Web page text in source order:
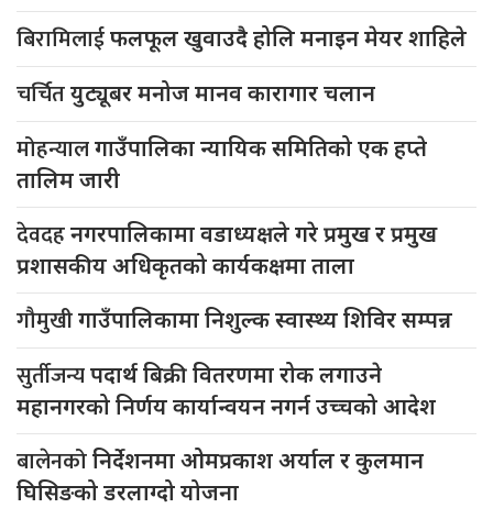
बिरामिलाईफलफूल खुवाउदै होलि मनाइन मेयर शाहिले
चर्चितयुट्यूबर मनोज मानव कारागार चलान
मोहन्यालगाउँपालिका न्यायिक समितिको एक हप्ते
तालिम जारी
देवदहनगरपालिकामा वडाध्यक्षले गरे प्रमुख र प्रमुख
प्रशासकीय अधिकृतको कार्यकक्षमा ताला
गौमुखीगाउँपालिकामा निशुल्क स्वास्थ्य शिविर सम्पन्न
सुर्तीजन्यपदार्थ बिक्री वितरणमा रोक लगाउने
महानगरको निर्णय कार्यान्वयन नगर्न उच्चको आदेश
बालेनकोनिर्देशनमा ओमप्रकाश अर्याल र कुलमान
घिसिङको डरलाग्दो योजना